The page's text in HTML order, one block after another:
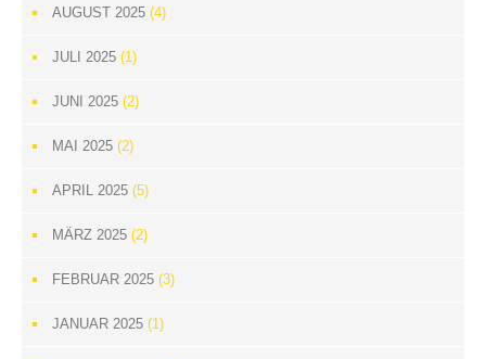
AUGUST 2025 (4)
JULI 2025 (1)
JUNI 2025 (2)
MAI 2025 (2)
APRIL 2025 (5)
MÄRZ 2025 (2)
FEBRUAR 2025 (3)
JANUAR 2025 (1)